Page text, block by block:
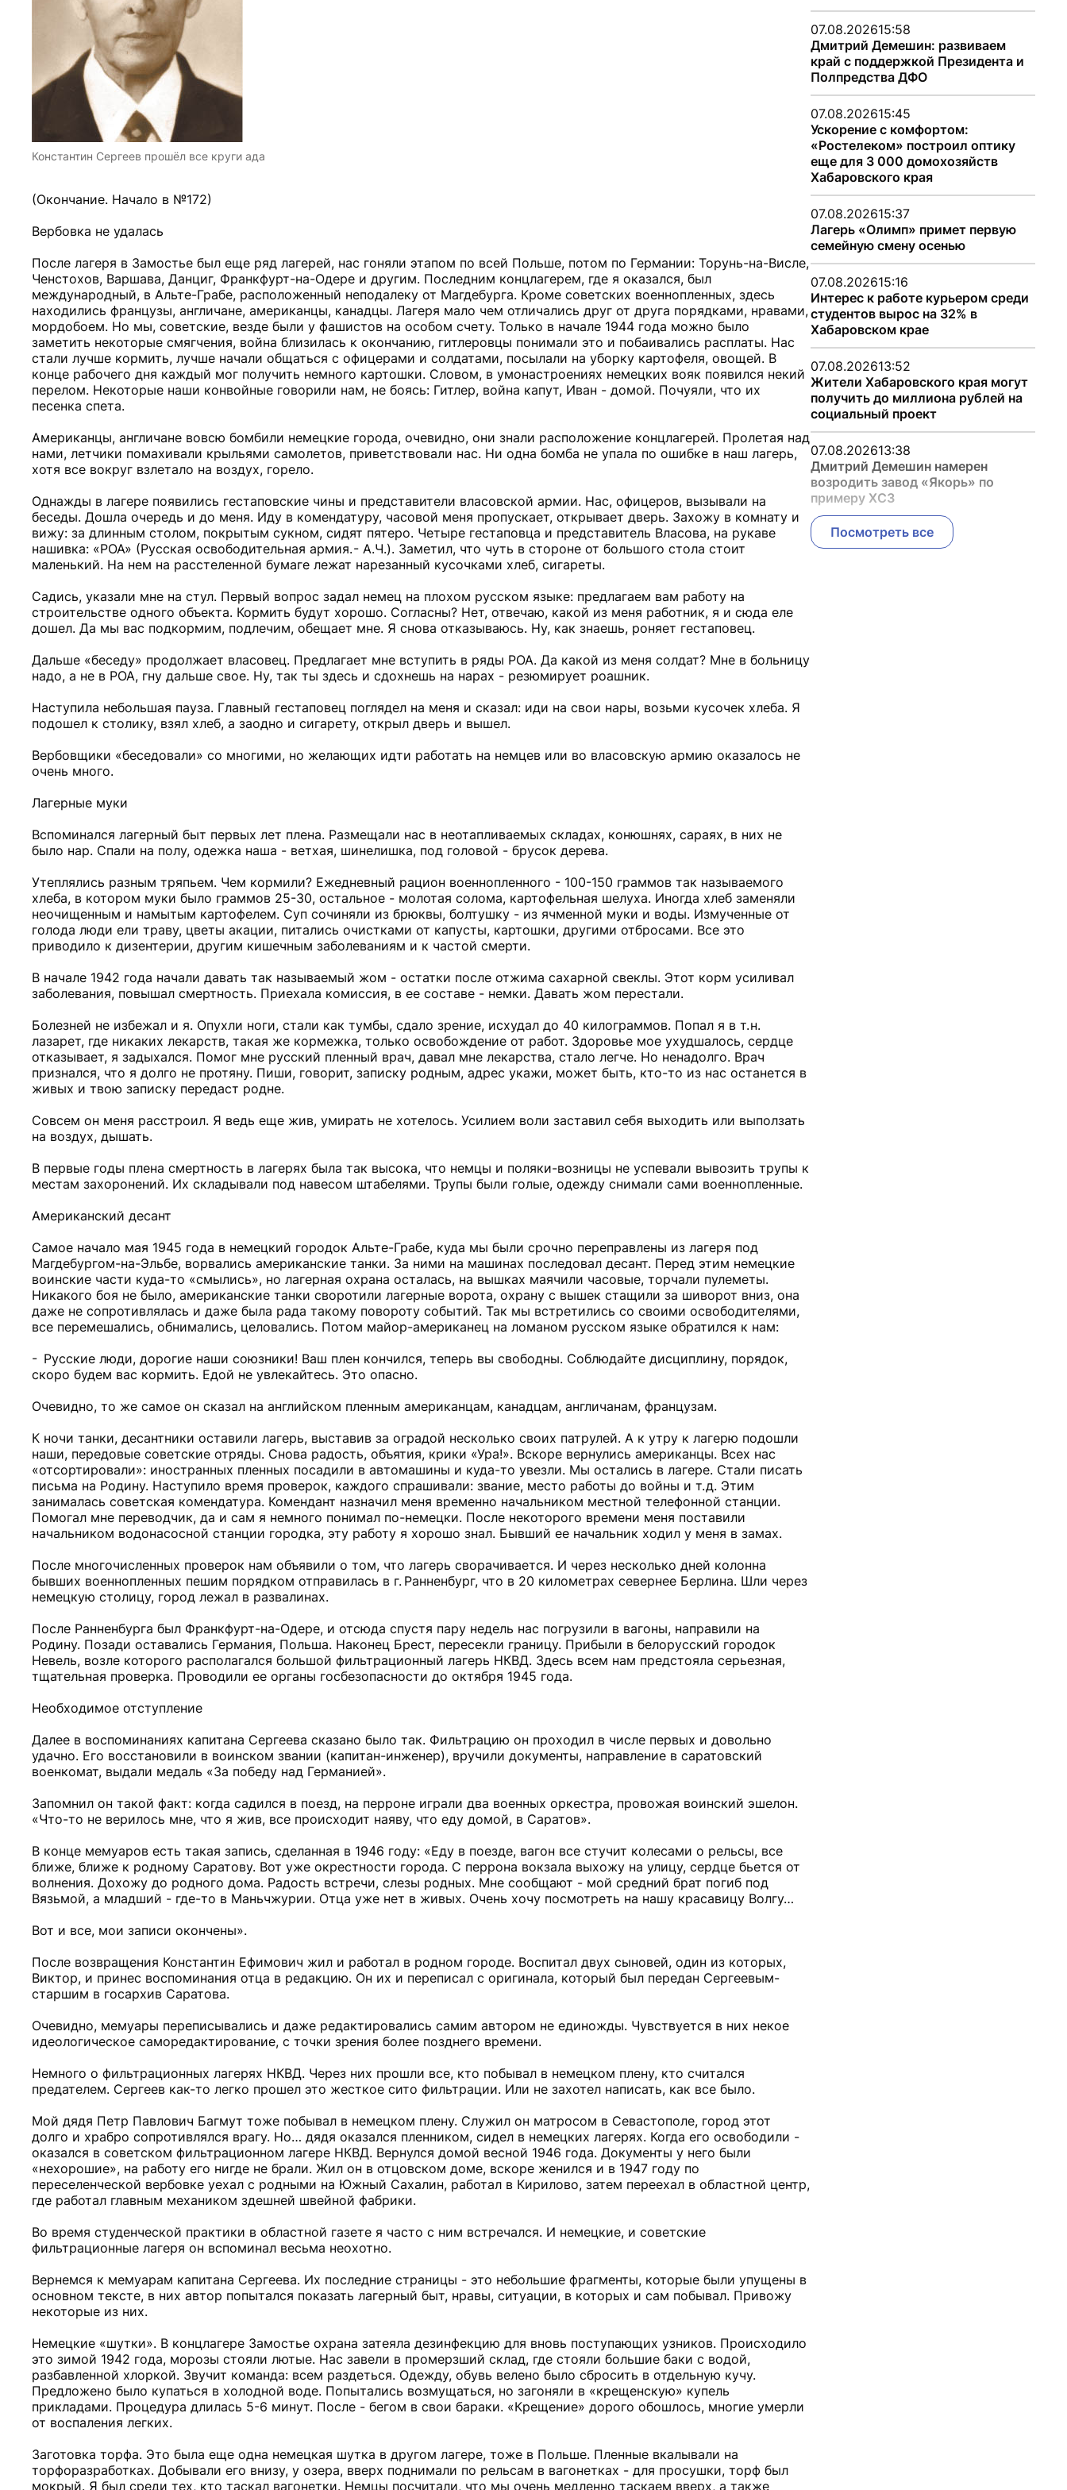
Константин Сергеев прошёл все круги ада
(Окончание. Начало в №172)
Вербовка не удалась
После лагеря в Замостье был еще ряд лагерей, нас гоняли этапом по всей Польше, потом по Германии: Торунь-на-Висле,
Ченстохов, Варшава, Данциг, Франкфурт-на-Одере и другим. Последним концлагерем, где я оказался, был
международный, в Альте-Грабе, расположенный неподалеку от Магдебурга. Кроме советских военнопленных, здесь
находились французы, англичане, американцы, канадцы. Лагеря мало чем отличались друг от друга порядками, нравами,
мордобоем. Но мы, советские, везде были у фашистов на особом счету. Только в начале 1944 года можно было
заметить некоторые смягчения, война близилась к окончанию, гитлеровцы понимали это и побаивались расплаты. Нас
стали лучше кормить, лучше начали общаться с офицерами и солдатами, посылали на уборку картофеля, овощей. В
конце рабочего дня каждый мог получить немного картошки. Словом, в умонастроениях немецких вояк появился некий
перелом. Некоторые наши конвойные говорили нам, не боясь: Гитлер, война капут, Иван - домой. Почуяли, что их
песенка спета.
Американцы, англичане вовсю бомбили немецкие города, очевидно, они знали расположение концлагерей. Пролетая над
нами, летчики помахивали крыльями самолетов, приветствовали нас. Ни одна бомба не упала по ошибке в наш лагерь,
хотя все вокруг взлетало на воздух, горело.
Однажды в лагере появились гестаповские чины и представители власовской армии. Нас, офицеров, вызывали на
беседы. Дошла очередь и до меня. Иду в комендатуру, часовой меня пропускает, открывает дверь. Захожу в комнату и
вижу: за длинным столом, покрытым сукном, сидят пятеро. Четыре гестаповца и представитель Власова, на рукаве
нашивка: «РОА» (Русская освободительная армия. - А.Ч.). Заметил, что чуть в стороне от большого стола стоит
маленький. На нем на расстеленной бумаге лежат нарезанный кусочками хлеб, сигареты.
Садись, указали мне на стул. Первый вопрос задал немец на плохом русском языке: предлагаем вам работу на
строительстве одного объекта. Кормить будут хорошо. Согласны? Нет, отвечаю, какой из меня работник, я и сюда еле
дошел. Да мы вас подкормим, подлечим, обещает мне. Я снова отказываюсь. Ну, как знаешь, роняет гестаповец.
Дальше «беседу» продолжает власовец. Предлагает мне вступить в ряды РОА. Да какой из меня солдат? Мне в больницу
надо, а не в РОА, гну дальше свое. Ну, так ты здесь и сдохнешь на нарах - резюмирует роашник.
Наступила небольшая пауза. Главный гестаповец поглядел на меня и сказал: иди на свои нары, возьми кусочек хлеба. Я
подошел к столику, взял хлеб, а заодно и сигарету, открыл дверь и вышел.
Вербовщики «беседовали» со многими, но желающих идти работать на немцев или во власовскую армию оказалось не
очень много.
Лагерные муки
Вспоминался лагерный быт первых лет плена. Размещали нас в неотапливаемых складах, конюшнях, сараях, в них не
было нар. Спали на полу, одежка наша - ветхая, шинелишка, под головой - брусок дерева.
Утеплялись разным тряпьем. Чем кормили? Ежедневный рацион военнопленного - 100-150 граммов так называемого
хлеба, в котором муки было граммов 25-30, остальное - молотая солома, картофельная шелуха. Иногда хлеб заменяли
неочищенным и намытым картофелем. Суп сочиняли из брюквы, болтушку - из ячменной муки и воды. Измученные от
голода люди ели траву, цветы акации, питались очистками от капусты, картошки, другими отбросами. Все это
приводило к дизентерии, другим кишечным заболеваниям и к частой смерти.
В начале 1942 года начали давать так называемый жом - остатки после отжима сахарной свеклы. Этот корм усиливал
заболевания, повышал смертность. Приехала комиссия, в ее составе - немки. Давать жом перестали.
Болезней не избежал и я. Опухли ноги, стали как тумбы, сдало зрение, исхудал до 40 килограммов. Попал я в т. н.
лазарет, где никаких лекарств, такая же кормежка, только освобождение от работ. Здоровье мое ухудшалось, сердце
отказывает, я задыхался. Помог мне русский пленный врач, давал мне лекарства, стало легче. Но ненадолго. Врач
признался, что я долго не протяну. Пиши, говорит, записку родным, адрес укажи, может быть, кто-то из нас останется в
живых и твою записку передаст родне.
Совсем он меня расстроил. Я ведь еще жив, умирать не хотелось. Усилием воли заставил себя выходить или выползать
на воздух, дышать.
В первые годы плена смертность в лагерях была так высока, что немцы и поляки-возницы не успевали вывозить трупы к
местам захоронений. Их складывали под навесом штабелями. Трупы были голые, одежду снимали сами военнопленные.
Американский десант
Самое начало мая 1945 года в немецкий городок Альте-Грабе, куда мы были срочно переправлены из лагеря под
Магдебургом-на-Эльбе, ворвались американские танки. За ними на машинах последовал десант. Перед этим немецкие
воинские части куда-то «смылись», но лагерная охрана осталась, на вышках маячили часовые, торчали пулеметы.
Никакого боя не было, американские танки своротили лагерные ворота, охрану с вышек стащили за шиворот вниз, она
даже не сопротивлялась и даже была рада такому повороту событий. Так мы встретились со своими освободителями,
все перемешались, обнимались, целовались. Потом майор-американец на ломаном русском языке обратился к нам:
- Русские люди, дорогие наши союзники! Ваш плен кончился, теперь вы свободны. Соблюдайте дисциплину, порядок,
скоро будем вас кормить. Едой не увлекайтесь. Это опасно.
Очевидно, то же самое он сказал на английском пленным американцам, канадцам, англичанам, французам.
К ночи танки, десантники оставили лагерь, выставив за оградой несколько своих патрулей. А к утру к лагерю подошли
наши, передовые советские отряды. Снова радость, объятия, крики «Ура!». Вскоре вернулись американцы. Всех нас
«отсортировали»: иностранных пленных посадили в автомашины и куда-то увезли. Мы остались в лагере. Стали писать
письма на Родину. Наступило время проверок, каждого спрашивали: звание, место работы до войны и т. д. Этим
занималась советская комендатура. Комендант назначил меня временно начальником местной телефонной станции.
Помогал мне переводчик, да и сам я немного понимал по-немецки. После некоторого времени меня поставили
начальником водонасосной станции городка, эту работу я хорошо знал. Бывший ее начальник ходил у меня в замах.
После многочисленных проверок нам объявили о том, что лагерь сворачивается. И через несколько дней колонна
бывших военнопленных пешим порядком отправилась в г. Ранненбург, что в 20 километрах севернее Берлина. Шли через
немецкую столицу, город лежал в развалинах.
После Ранненбурга был Франкфурт-на-Одере, и отсюда спустя пару недель нас погрузили в вагоны, направили на
Родину. Позади оставались Германия, Польша. Наконец Брест, пересекли границу. Прибыли в белорусский городок
Невель, возле которого располагался большой фильтрационный лагерь НКВД. Здесь всем нам предстояла серьезная,
тщательная проверка. Проводили ее органы госбезопасности до октября 1945 года.
Необходимое отступление
Далее в воспоминаниях капитана Сергеева сказано было так. Фильтрацию он проходил в числе первых и довольно
удачно. Его восстановили в воинском звании (капитан-инженер), вручили документы, направление в саратовский
военкомат, выдали медаль «За победу над Германией».
Запомнил он такой факт: когда садился в поезд, на перроне играли два военных оркестра, провожая воинский эшелон.
«Что-то не верилось мне, что я жив, все происходит наяву, что еду домой, в Саратов».
В конце мемуаров есть такая запись, сделанная в 1946 году: «Еду в поезде, вагон все стучит колесами о рельсы, все
ближе, ближе к родному Саратову. Вот уже окрестности города. С перрона вокзала выхожу на улицу, сердце бьется от
волнения. Дохожу до родного дома. Радость встречи, слезы родных. Мне сообщают - мой средний брат погиб под
Вязьмой, а младший - где-то в Маньчжурии. Отца уже нет в живых. Очень хочу посмотреть на нашу красавицу Волгу…
Вот и все, мои записи окончены».
После возвращения Константин Ефимович жил и работал в родном городе. Воспитал двух сыновей, один из которых,
Виктор, и принес воспоминания отца в редакцию. Он их и переписал с оригинала, который был передан Сергеевым-
старшим в госархив Саратова.
Очевидно, мемуары переписывались и даже редактировались самим автором не единожды. Чувствуется в них некое
идеологическое саморедактирование, с точки зрения более позднего времени.
Немного о фильтрационных лагерях НКВД. Через них прошли все, кто побывал в немецком плену, кто считался
предателем. Сергеев как-то легко прошел это жесткое сито фильтрации. Или не захотел написать, как все было.
Мой дядя Петр Павлович Багмут тоже побывал в немецком плену. Служил он матросом в Севастополе, город этот
долго и храбро сопротивлялся врагу. Но… дядя оказался пленником, сидел в немецких лагерях. Когда его освободили -
оказался в советском фильтрационном лагере НКВД. Вернулся домой весной 1946 года. Документы у него были
«нехорошие», на работу его нигде не брали. Жил он в отцовском доме, вскоре женился и в 1947 году по
переселенческой вербовке уехал с родными на Южный Сахалин, работал в Кирилово, затем переехал в областной центр,
где работал главным механиком здешней швейной фабрики.
Во время студенческой практики в областной газете я часто с ним встречался. И немецкие, и советские
фильтрационные лагеря он вспоминал весьма неохотно.
Вернемся к мемуарам капитана Сергеева. Их последние страницы - это небольшие фрагменты, которые были упущены в
основном тексте, в них автор попытался показать лагерный быт, нравы, ситуации, в которых и сам побывал. Привожу
некоторые из них.
Немецкие «шутки». В концлагере Замостье охрана затеяла дезинфекцию для вновь поступающих узников. Происходило
это зимой 1942 года, морозы стояли лютые. Нас завели в промерзший склад, где стояли большие баки с водой,
разбавленной хлоркой. Звучит команда: всем раздеться. Одежду, обувь велено было сбросить в отдельную кучу.
Предложено было купаться в холодной воде. Попытались возмущаться, но загоняли в «крещенскую» купель
прикладами. Процедура длилась 5-6 минут. После - бегом в свои бараки. «Крещение» дорого обошлось, многие умерли
от воспаления легких.
Заготовка торфа. Это была еще одна немецкая шутка в другом лагере, тоже в Польше. Пленные вкалывали на
торфоразработках. Добывали его внизу, у озера, вверх поднимали по рельсам в вагонетках - для просушки, торф был
мокрый. Я был среди тех, кто таскал вагонетки. Немцы посчитали, что мы очень медленно таскаем вверх, а также
07.08.202615:58
Дмитрий Демешин: развиваем
край с поддержкой Президента и
Полпредства ДФО
07.08.202615:45
Ускорение с комфортом:
«Ростелеком» построил оптику
еще для 3 000 домохозяйств
Хабаровского края
07.08.202615:37
Лагерь «Олимп» примет первую
семейную смену осенью
07.08.202615:16
Интерес к работе курьером среди
студентов вырос на 32% в
Хабаровском крае
07.08.202613:52
Жители Хабаровского края могут
получить до миллиона рублей на
социальный проект
07.08.202613:38
Дмитрий Демешин намерен
возродить завод «Якорь» по
примеру ХСЗ
Посмотреть все